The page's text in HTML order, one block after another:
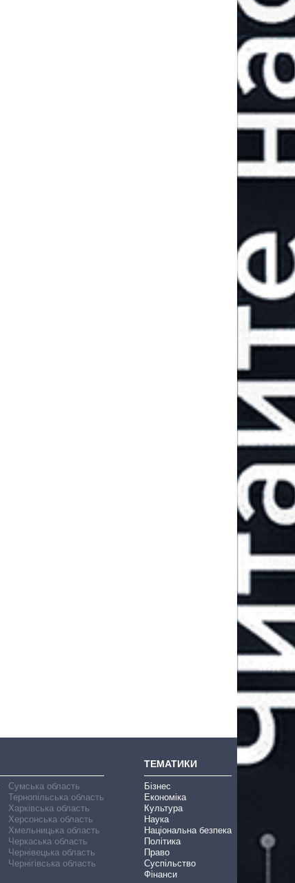
Сумська область
Тернопільська область
Харківська область
Херсонська область
Хмельницька область
Черкаська область
Чернівецька область
Чернігівська область
ТЕМАТИКИ
Бізнес
Економіка
Культура
Наука
Національна безпека
Політика
Право
Суспільство
Фінанси